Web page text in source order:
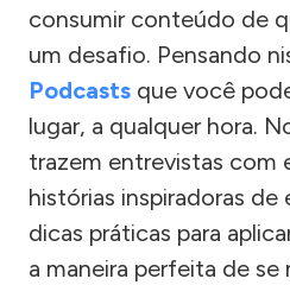
consumir conteúdo de
um desafio. Pensando
Podcasts que você
lugar, a qualquer hora.
trazem entrevistas com
histórias inspiradoras
dicas práticas para
a maneira perfeita de